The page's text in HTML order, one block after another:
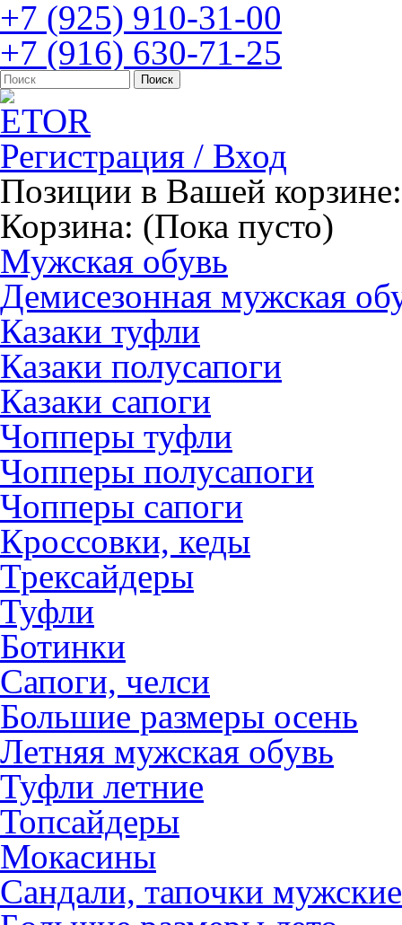
+7 (925) 910-31-00
+7 (916) 630-71-25
Регистрация / Вход
Позиции в Вашей корзине:
Корзина: (Пока пусто)
Мужская обувь
Демисезонная мужская
Казаки туфли
Казаки полусапоги
Казаки сапоги
Чопперы туфли
Чопперы полусапоги
Чопперы сапоги
Кроссовки, кеды
Трексайдеры
Туфли
Ботинки
Сапоги, челси
Большие размеры осень
Летняя мужская обувь
Туфли летние
Топсайдеры
Мокасины
Сандали, тапочки мужские